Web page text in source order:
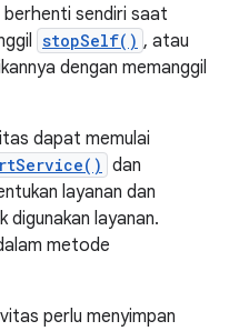
berhenti sendiri saat
stopSelf() , atau
dengan memanggil
dapat memulai
dan
layanan dan
digunakan layanan.
metode
perlu menyimpan